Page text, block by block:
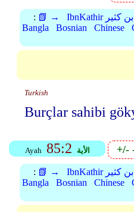
: 📗 → IbnKathir ابن كثير
Bangla
Bosnian Chinese
Turkish
Burçlar sahibi
Ayah 85:2 الأية +/-
: 📗 → IbnKathir ابن كثير
Bangla
Bosnian Chinese